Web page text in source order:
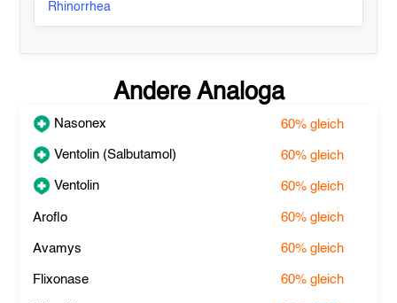
Rhinorrhea
Andere Analoga
Nasonex 60% gleich
Ventolin (Salbutamol) 60% gleich
Ventolin 60% gleich
Aroflo 60% gleich
Avamys 60% gleich
Flixonase 60% gleich